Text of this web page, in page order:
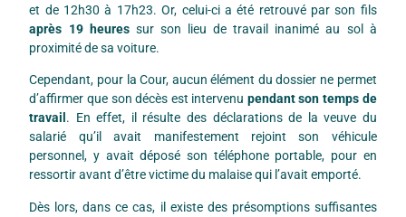
et de 12h30 à 17h23. Or, celui-ci a été retrouvé par son fils
après 19 heuressur son lieu de travail inanimé au sol à
proximité de sa voiture.
Cependant, pour la Cour, aucun élément du dossier ne permet
d’affirmer que son décès est intervenu pendant son temps de
travail . En effet, il résulte des déclarations de la veuve du
salarié qu’il avait manifestement rejoint son véhicule
personnel, y avait déposé son téléphone portable, pour en
ressortir avant d’être victime du malaise qui l’avait emporté.
Dès lors, dans ce cas, il existe des présomptions suffisantes